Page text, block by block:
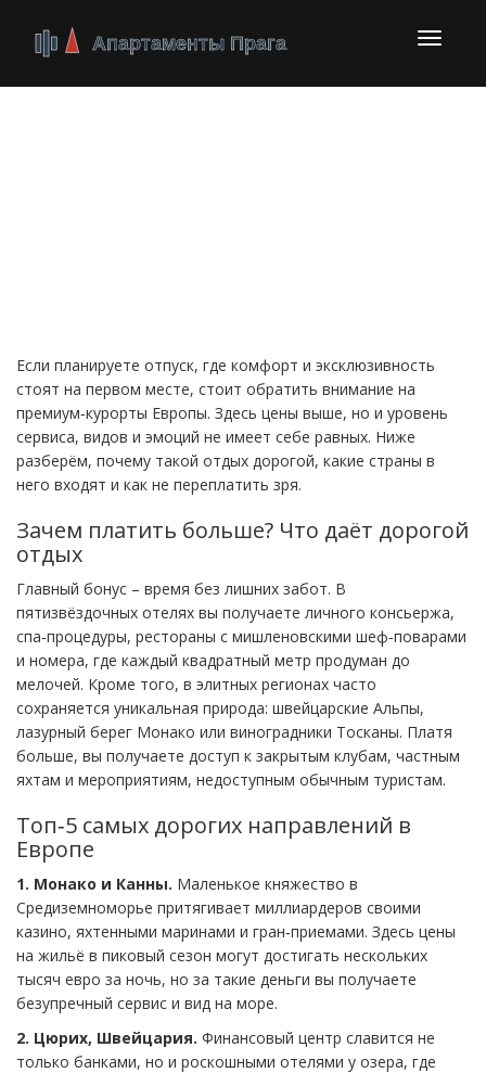
Если планируете отпуск, где комфорт и эксклюзивность
стоят на первом месте, стоит обратить внимание на
премиум‑курорты Европы. Здесь цены выше, но и уровень
сервиса, видов и эмоций не имеет себе равных. Ниже
разберём, почему такой отдых дорогой, какие страны в
него входят и как не переплатить зря.
Зачем платить больше? Что даёт дорогой
отдых
Главный бонус – время без лишних забот. В
пятизвёздочных отелях вы получаете личного консьержа,
спа‑процедуры, рестораны с мишленовскими шеф‑поварами
и номера, где каждый квадратный метр продуман до
мелочей. Кроме того, в элитных регионах часто
сохраняется уникальная природа: швейцарские Альпы,
лазурный берег Монако или виноградники Тосканы. Платя
больше, вы получаете доступ к закрытым клубам, частным
яхтам и мероприятиям, недоступным обычным туристам.
Топ‑5 самых дорогих направлений в
Европе
1. Монако и Канны. Маленькое княжество в
Средиземноморье притягивает миллиардеров своими
казино, яхтенными маринами и гран‑приемами. Здесь цены
на жильё в пиковый сезон могут достигать нескольких
тысяч евро за ночь, но за такие деньги вы получаете
безупречный сервис и вид на море.
2. Цюрих, Швейцария. Финансовый центр славится не
только банками, но и роскошными отелями у озера, где